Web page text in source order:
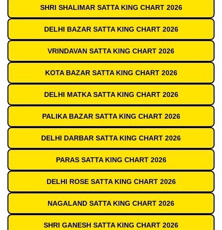
SHRI SHALIMAR SATTA KING CHART 2026
DELHI BAZAR SATTA KING CHART 2026
VRINDAVAN SATTA KING CHART 2026
KOTA BAZAR SATTA KING CHART 2026
DELHI MATKA SATTA KING CHART 2026
PALIKA BAZAR SATTA KING CHART 2026
DELHI DARBAR SATTA KING CHART 2026
PARAS SATTA KING CHART 2026
DELHI ROSE SATTA KING CHART 2026
NAGALAND SATTA KING CHART 2026
SHRI GANESH SATTA KING CHART 2026